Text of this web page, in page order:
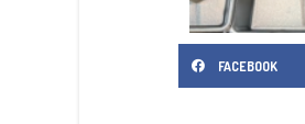
FACEBOOK